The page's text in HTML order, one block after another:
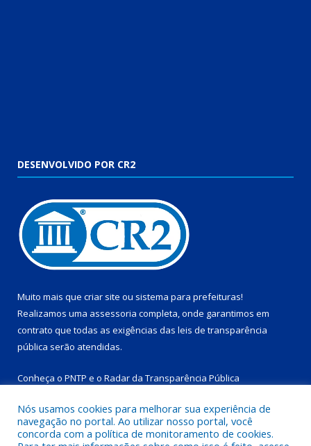
DESENVOLVIDO POR CR2
Muito mais que criar site ou sistema para prefeituras!
Realizamos uma assessoria completa, onde garantimos em
contrato que todas as exigências das leis de transparência
pública serão atendidas.
Conheça o PNTP e o Radar da Transparência Pública
Nós usamos cookies para melhorar sua experiência de
navegação no portal. Ao utilizar nosso portal, você
concorda com a política de monitoramento de cookies.